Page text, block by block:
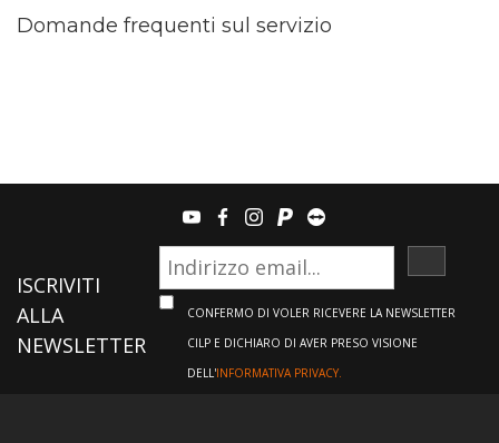
Domande frequenti sul servizio
youtubefacebook
instagram
paypalteamviewer
ISCRIVITI
ALLA
NEWSLETTER
CONFERMO DI VOLER RICEVERE LA NEWSLETTER
CILP E DICHIARO DI AVER PRESO VISIONE
DELL'INFORMATIVA PRIVACY.